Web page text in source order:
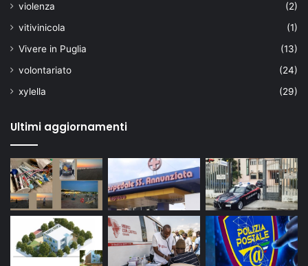
violenza
(2)
vitivinicola
(1)
Vivere in Puglia
(13)
volontariato
(24)
xylella
(29)
Ultimi aggiornamenti